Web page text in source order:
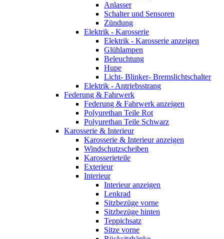
Anlasser
Schalter und Sensoren
Zündung
Elektrik - Karosserie
Elektrik - Karosserie anzeigen
Glühlampen
Beleuchtung
Hupe
Licht- Blinker- Bremslichtschalter
Elektrik - Antriebsstrang
Federung & Fahrwerk
Federung & Fahrwerk anzeigen
Polyurethan Teile Rot
Polyurethan Teile Schwarz
Karosserie & Interieur
Karosserie & Interieur anzeigen
Windschutzscheiben
Karosserieteile
Exterieur
Interieur
Interieur anzeigen
Lenkrad
Sitzbezüge vorne
Sitzbezüge hinten
Teppichsatz
Sitze vorne